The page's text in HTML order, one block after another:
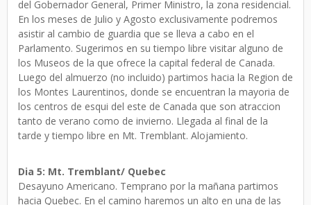
del Gobernador General, Primer Ministro, la zona residencial.
En los meses de Julio y Agosto exclusivamente podremos
asistir al cambio de guardia que se lleva a cabo en el
Parlamento. Sugerimos en su tiempo libre visitar alguno de
los Museos de la que ofrece la capital federal de Canada.
Luego del almuerzo (no incluido) partimos hacia la Region de
los Montes Laurentinos, donde se encuentran la mayoria de
los centros de esqui del este de Canada que son atraccion
tanto de verano como de invierno. Llegada al final de la
tarde y tiempo libre en Mt. Tremblant. Alojamiento.
Dia 5: Mt. Tremblant/ Quebec
Desayuno Americano. Temprano por la mañana partimos
hacia Quebec. En el camino haremos un alto en una de las